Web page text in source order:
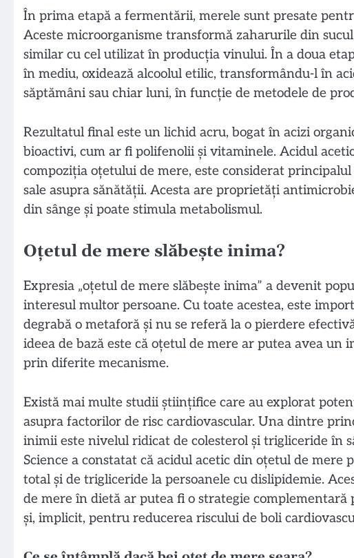
În prima etapă a fermentării, merele sunt presate
Aceste microorganisme transformă zaharurile din
similar cu cel utilizat în producția vinului. În a doua
în mediu, oxidează alcoolul etilic, transformându-l în
săptămâni sau chiar luni, în funcție de metodele de
Rezultatul final este un lichid acru, bogat în acizi
bioactivi, cum ar fi polifenolii și vitaminele. Acidul
compoziția oțetului de mere, este considerat
sale asupra sănătății. Acesta are proprietăți
din sânge și poate stimula metabolismul.
Oțetul de mere slăbește inima?
Expresia „oțetul de mere slăbește inima” a devenit
interesul multor persoane. Cu toate acestea, este
degrabă o metaforă și nu se referă la o pierdere
ideea de bază este că oțetul de mere ar putea avea
prin diferite mecanisme.
Există mai multe studii științifice care au explorat
asupra factorilor de risc cardiovascular. Una dintre
inimii este nivelul ridicat de colesterol și trigliceride în
Science a constatat că acidul acetic din oțetul de
total și de trigliceride la persoanele cu dislipidemie.
de mere în dietă ar putea fi o strategie
și, implicit, pentru reducerea riscului de boli